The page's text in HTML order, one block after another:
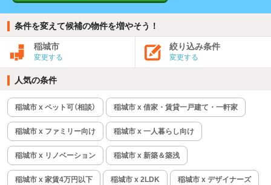
条件を変えて候補の物件を増やそう！
稲城市
変更する
絞り込み条件
変更する
人気の条件
稲城市 x ペット可（相談） 稲城市 x 借家・賃貸一戸建て・一軒家
稲城市 x ファミリー向け 稲城市 x 一人暮らし向け
稲城市 x リノベーション 稲城市 x 新築＆築浅
稲城市 x 家賃4万円以下 稲城市 x 2LDK 稲城市 x デザイナーズ